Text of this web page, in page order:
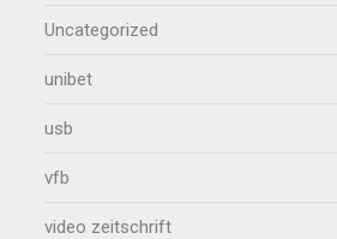
Uncategorized
unibet
usb
vfb
video zeitschrift